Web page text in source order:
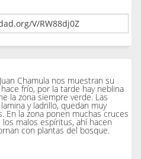
Chamula nos muestran su
frío, por la tarde hay neblina
la zona siempre verde. Las
y ladrillo, quedan muy
En la zona ponen muchas cruces
malos espíritus, ahí hacen
con plantas del bosque.